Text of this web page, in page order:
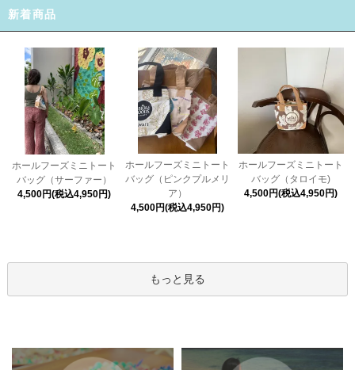
新着商品
ホールフーズミニトート
バッグ（サーファー）
4,500円(税込4,950円)
ホールフーズミニトート
バッグ（ピンクプルメリ
ア）
4,500円(税込4,950円)
ホールフーズミニトート
バッグ（タロイモ)
4,500円(税込4,950円)
もっと見る